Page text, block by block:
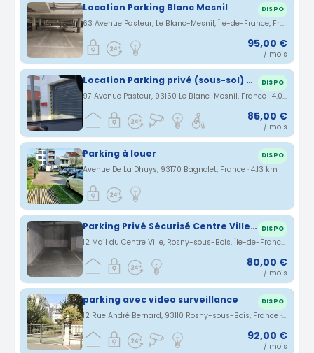
Location Parking Blanc Mesnil DISPO
63 Avenue Pasteur, Le Blanc-Mesnil, Île-de-France, France · 4 km
95,00 €
/ mois
Location Parking privé (sous-sol) Le Blanc-Mesnil 93150 DISPO
97 Avenue Pasteur, 93150 Le Blanc-Mesnil, France · 4.08 km
85,00 €
/ mois
Parking à louer DISPO
Avenue De La Dhuys, 93170 Bagnolet, France · 4.13 km
Parking Privé Sécurisé Centre Ville Rosny sous bois DISPO
12 Mail du Centre Ville, Rosny-sous-Bois, Île-de-France, France · 4.27 km
80,00 €
/ mois
parking avec video surveillance DISPO
12 Rue André Bernard, 93110 Rosny-sous-Bois, France · 4.29 km
92,00 €
/ mois